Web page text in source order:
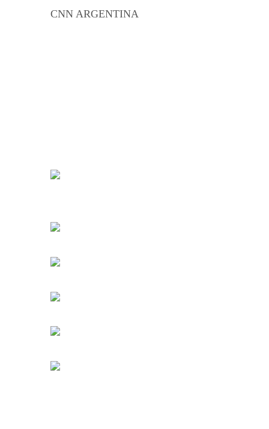
CNN ARGENTINA